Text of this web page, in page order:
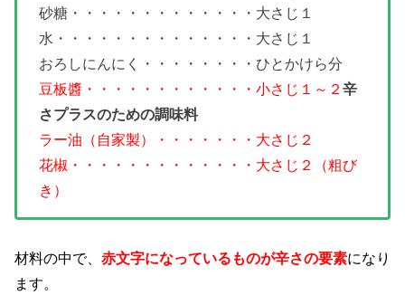
砂糖・・・・・・・・・・・・・大さじ１
水・・・・・・・・・・・・・・大さじ１
おろしにんにく・・・・・・・・ひとかけら分
豆板醬・・・・・・・・・・・・小さじ１～２辛
さプラスのための調味料
ラー油（自家製）・・・・・・・大さじ２
花椒・・・・・・・・・・・・・大さじ２（粗び
き）
材料の中で、 赤文字になっているものが辛さの要素になり
ます。